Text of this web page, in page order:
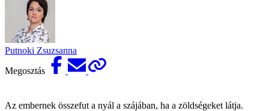
Putnoki Zsuzsanna
Megosztás
Az embernek összefut a nyál a szájában, ha a zöldségeket látja.